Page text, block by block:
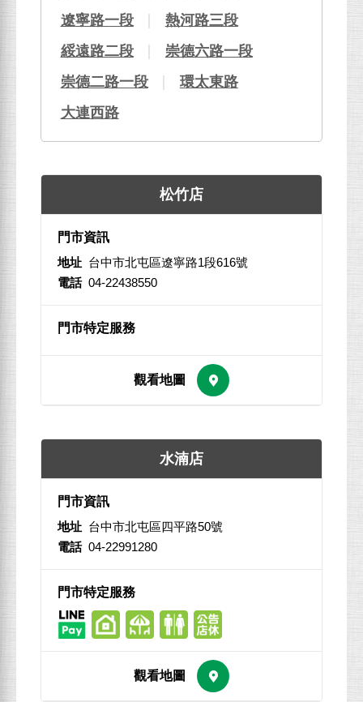
遼寧路一段
熱河路三段
綏遠路二段
崇德六路一段
崇德二路一段
環太東路
大連西路
松竹店
地址 台中市北屯區遼寧路1段616號
電話 04-22438550
水湳店
地址 台中市北屯區四平路50號
電話 04-22991280